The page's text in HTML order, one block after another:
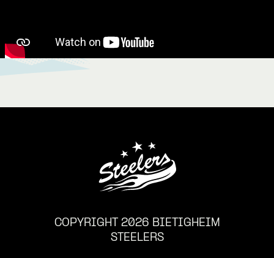
COPYRIGHT 2026 BIETIGHEIM
STEELERS